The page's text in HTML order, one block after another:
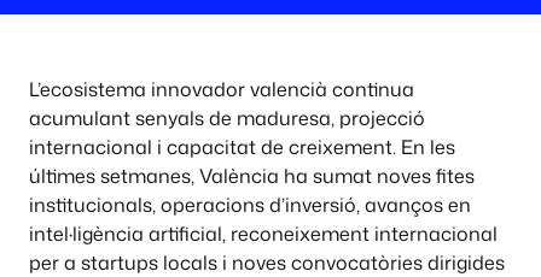
L’ecosistema innovador valencià continua
acumulant senyals de maduresa, projecció
internacional i capacitat de creixement. En les
últimes setmanes, València ha sumat noves fites
institucionals, operacions d’inversió, avanços en
intel·ligència artificial, reconeixement internacional
per a startups locals i noves convocatòries dirigides